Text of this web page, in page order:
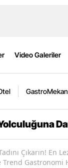
Video Galeriler
GastroMekan
Çıkarın! En
Gastronomi